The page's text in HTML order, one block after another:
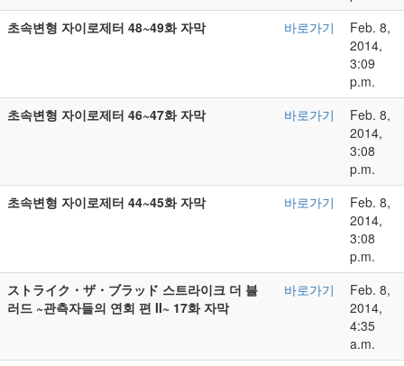
초속변형 자이로제터 48~49화 자막
바로가기
Feb. 8,
2014,
3:09
p.m.
초속변형 자이로제터 46~47화 자막
바로가기
Feb. 8,
2014,
3:08
p.m.
초속변형 자이로제터 44~45화 자막
바로가기
Feb. 8,
2014,
3:08
p.m.
ストライク・ザ・ブラッド 스트라이크 더 블
러드 ~관측자들의 연회 편 II~ 17화 자막
바로가기
Feb. 8,
2014,
4:35
a.m.